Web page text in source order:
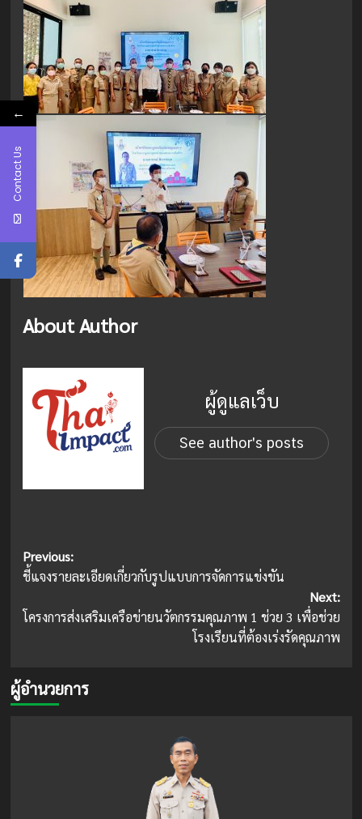
About Author
ผู้ดูแลเว็บ
See author's posts
Post
navigation
Previous:
ชี้แจงรายละเอียดเกี่ยวกับรูปแบบการจัดการแข่งขัน
Next:
โครงการส่งเสริมเครือข่ายนวัตกรรมคุณภาพ 1 ช่วย 3 เพื่อช่วย
โรงเรียนที่ต้องเร่งรัดคุณภาพ
ผู้อำนวยการ
←
Contact Us